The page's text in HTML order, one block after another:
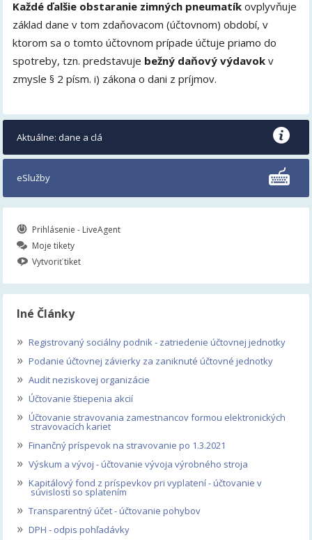
Každé ďalšie obstaranie zimných pneumatík ovplyvňuje
základ dane v tom zdaňovacom (účtovnom) období, v
ktorom sa o tomto účtovnom prípade účtuje priamo do
spotreby, tzn. predstavuje bežný daňový výdavok v
zmysle § 2 písm. i) zákona o dani z príjmov.
Aktuálne: dane a clá
eSlužby
Prihlásenie - LiveAgent
Moje tikety
Vytvoriť tiket
Iné Články
» Registrovaný sociálny podnik - zatriedenie účtovnej jednotky
» Podanie účtovnej závierky za zaniknuté účtovné jednotky
» Audit neziskovej organizácie
» Účtovanie štiepenia akcií
» Účtovanie stravovania zamestnancov formou elektronických
stravovacích kariet
» Finančný príspevok na stravovanie po 1.3.2021
» Výskum a vývoj - účtovanie vývoja výrobného stroja
» Kapitálový fond z príspevkov pri vyplatení - účtovanie v
súvislosti so splatením
» Transparentný účet - účtovanie pohybov
» DPH - odpis pohľadávky